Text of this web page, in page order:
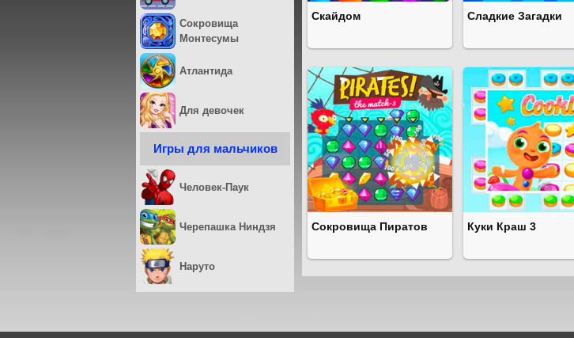
Скайдом Сладкие Загадки
Сокровища Пиратов Куки Краш 3
Сокровища
Монтесумы
Атлантида
Для девочек
Игры для мальчиков
Человек-Паук
Черепашка Ниндзя
Наруто